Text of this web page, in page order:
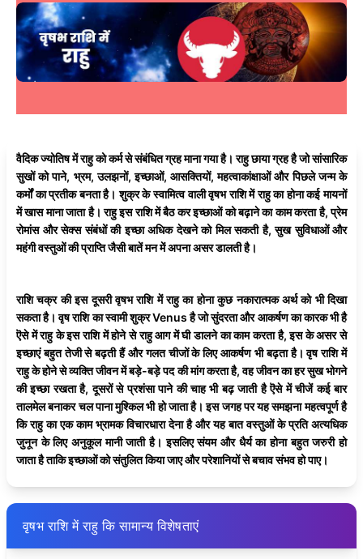
वैदिक ज्योतिष में राहु को कर्म से संबंधित ग्रह माना गया है। राहु छाया ग्रह है जो सांसारिक
सुखों को पाने, भ्रम, उलझनों, इच्छाओं, आसक्तियों, महत्वाकांक्षाओं और पिछले जन्म के
कर्मों का प्रतीक बनता है। शुक्र के स्वामित्व वाली वृषभ राशि में राहु का होना कई मायनों
में खास माना जाता है। राहु इस राशि में बैठ कर इच्छाओं को बढ़ाने का काम करता है, प्रेम
रोमांस और सेक्स संबंधों की इच्छा अधिक देखने को मिल सकती है, सुख सुविधाओं और
महंगी वस्तुओं की प्राप्ति जैसी बातें मन में अपना असर डालती है।
राशि चक्र की इस दूसरी वृषभ राशि में राहु का होना कुछ नकारात्मक अर्थ को भी दिखा
सकता है। वृष राशि का स्वामी शुक्र Venus है जो सुंदरता और आकर्षण का कारक भी है
ऎसे में राहु के इस राशि में होने से राहु आग में घी डालने का काम करता है, इस के असर से
इच्छाएं बहुत तेजी से बढ़ती हैं और गलत चीजों के लिए आकर्षण भी बढ़ता है। वृष राशि में
राहु के होने से व्यक्ति जीवन में बड़े-बड़े पद की मांग करता है, वह जीवन का हर सुख भोगने
की इच्छा रखता है, दूसरों से प्रशंसा पाने की चाह भी बढ़ जाती है ऎसे में चीजें कई बार
तालमेल बनाकर चल पाना मुश्किल भी हो जाता है। इस जगह पर यह समझना महत्वपूर्ण है
कि राहु का एक काम भ्रामक विचारधारा देना है और यह बात वस्तुओं के प्रति अत्यधिक
जुनून के लिए अनुकूल मानी जाती है। इसलिए संयम और धैर्य का होना बहुत जरुरी हो
जाता है ताकि इच्छाओं को संतुलित किया जाए और परेशानियों से बचाव संभव हो पाए।
वृषभ राशि में राहु कि सामान्य विशेषताएं